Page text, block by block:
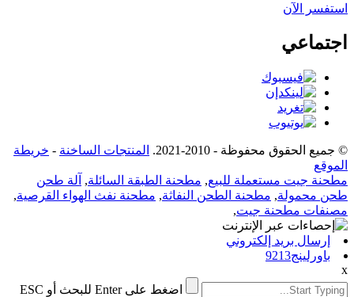
استفسر الآن
اجتماعي
© جميع الحقوق محفوظة - 2010-2021. المنتجات الساخنة - خريطة
الموقع
مطحنة جيت مستعملة للبيع, مطحنة الطبقة السائلة, آلة طحن
طحن محمولة, مطحنة الطحن النفاثة, مطحنة نفث الهواء القرصية,
مصنفات مطحنة جيت,
إرسال بريد إلكتروني
باورلينج9213
x
اضغط على Enter للبحث أو ESC